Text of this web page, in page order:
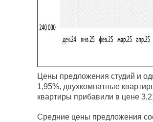
Цены предложения студий и
1,95%, двухкомнатные
квартиры прибавили в цене
Средние цены предложения